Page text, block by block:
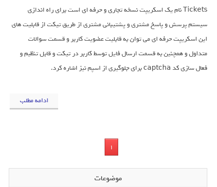
Tickets نام یک اسکریپت نسخه تجاری و حرفه ای است برای راه اندازی
سیستم پرسش و پاسخ مشتری و پشتیبانی مشتری از طریق تیکت از قابلیت های
این اسکریپت حرفه ای می توان به قابلیت عضویت کاربر و قسمت سوالات
متداول و همچنین به قسمت ارسال فایل توسط کاربر در تیکت و قابل تنظیم و
فعال سازی کد captcha برای جلوگیری از اسپم نیز اشاره کرد.
ادامه مطلب
1
موضوعات